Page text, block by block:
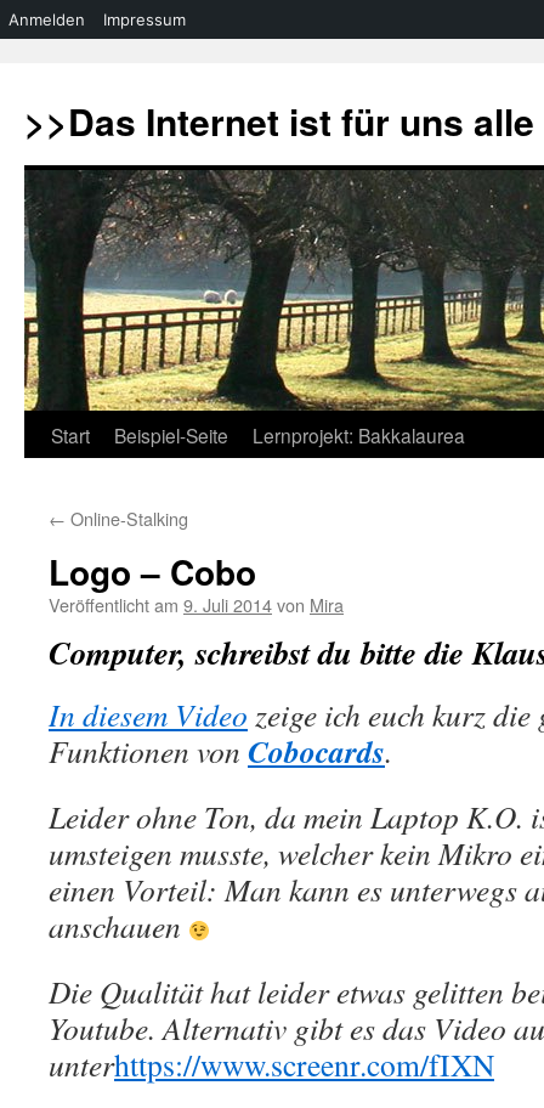
Anmelden Impressum
springen
>>Das Internet ist für uns
Start Beispiel-Seite Lernprojekt: Bakkalaurea
← Online-Stalking
Logo – Cobo
Veröffentlicht am 9. Juli 2014von Mira
Computer, schreibst du bitte die
In diesem Video zeige ich euch kurz
Funktionen von Cobocards.
Leider ohne Ton, da mein Laptop K.O.
umsteigen musste, welcher kein Mikro
einen Vorteil: Man kann es unterwegs
anschauen
Die Qualität hat leider etwas gelitten
Youtube. Alternativ gibt es das Video
unterhttps://www.screenr.com/fIXN